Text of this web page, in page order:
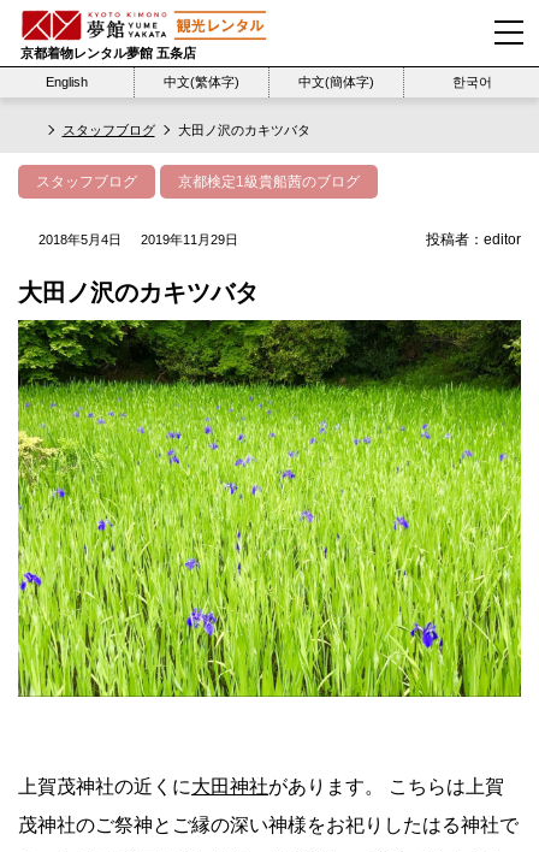
京都着物レンタル夢館 五条店
English
中文(繁体字) 中文(簡体字) 한국어
スタッフブログ 大田ノ沢のカキツバタ
スタッフブログ 京都検定1級貴船茜のブログ
2018年5月4日 2019年11月29日 投稿者： editor
大田ノ沢のカキツバタ
上賀茂神社の近くに大田神社があります。 こちらは上賀
茂神社のご祭神とご縁の深い神様をお祀りしたはる神社で